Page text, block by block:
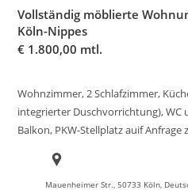
Vollständig möblierte
Köln-Nippes
€ 1.800,00 mtl.
Wohnzimmer, 2 Schlafzimmer,
integrierter Duschvorrichtung), WC
Balkon, PKW-Stellplatz auif
Mauenheimer Str., 50733 Köln,